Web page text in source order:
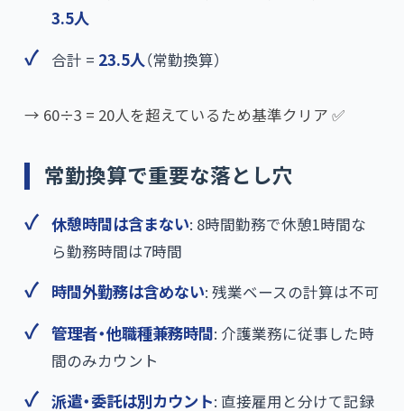
3.5人
合計 = 23.5人 ​（常勤換算）
→ 60÷3 = 20人を超えているため基準クリア ✅
常勤換算で重要な落とし穴
休憩時間は含まない: 8時間勤務で休憩1時間な
ら勤務時間は7時間
時間外勤務は含めない: 残業ベースの計算は不可
管理者・他職種兼務時間 : 介護業務に従事した時
間のみカウント
派遣・委託は別カウント: 直接雇用と分けて記録